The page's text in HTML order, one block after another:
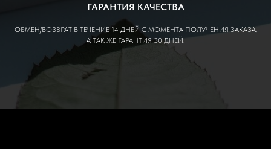
ГАРАНТИЯ КАЧЕСТВА
ОБМЕН/ВОЗВРАТ В ТЕЧЕНИЕ 14 ДНЕЙ С МОМЕНТА ПОЛУЧЕНИЯ ЗАКАЗА.
А ТАК ЖЕ ГАРАНТИЯ 30 ДНЕЙ.